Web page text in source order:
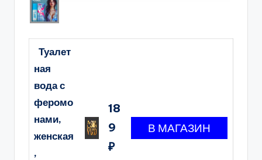
Туалет
ная
вода с
феромо
нами,
женская
,
18
9
₽